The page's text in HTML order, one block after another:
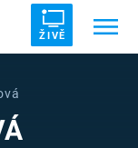
ŽIVĚ
VÁLKA